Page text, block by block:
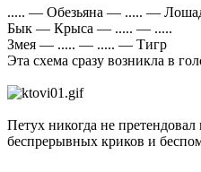
..... — Обезьяна — ..... —
Бык — Крыса — ..... — .....
Змея — ..... — ..... — Тигр
Эта схема сразу возникла в
Петух никогда не
беспрерывных криков и